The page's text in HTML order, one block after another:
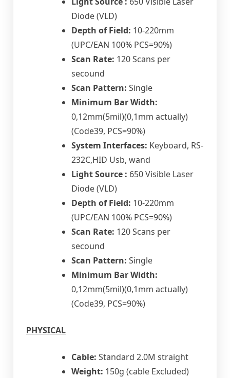
Diode (VLD)
Depth of Field: 10-220mm
(UPC/EAN 100% PCS=90%)
Scan Rate: 120 Scans per
secound
Scan Pattern: Single
Minimum Bar Width:
0,12mm(5mil)(0,1mm actually)
(Code39, PCS=90%)
System Interfaces: Keyboard, RS-
232C,HID Usb, wand
Light Source : 650 Visible Laser
Diode (VLD)
Depth of Field: 10-220mm
(UPC/EAN 100% PCS=90%)
Scan Rate: 120 Scans per
secound
Scan Pattern: Single
Minimum Bar Width:
0,12mm(5mil)(0,1mm actually)
(Code39, PCS=90%)
PHYSICAL
Cable: Standard 2.0M straight
Weight: 150g (cable Excluded)